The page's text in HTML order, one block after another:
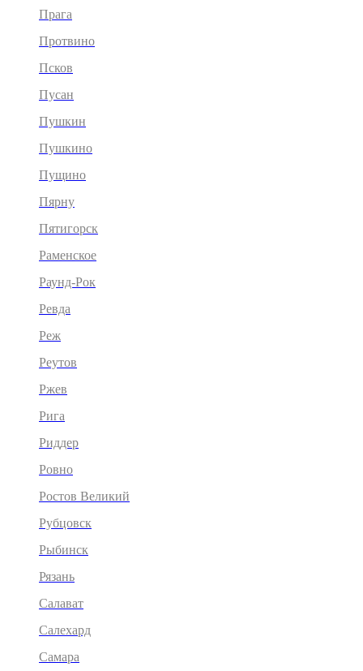
Прага
Протвино
Псков
Пусан
Пушкин
Пушкино
Пущино
Пярну
Пятигорск
Раменское
Раунд-Рок
Ревда
Реж
Реутов
Ржев
Рига
Риддер
Ровно
Ростов Великий
Рубцовск
Рыбинск
Рязань
Салават
Салехард
Самара